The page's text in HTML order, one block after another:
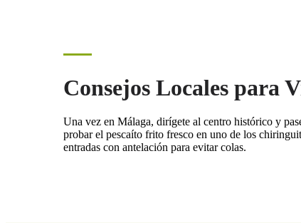
Consejos Locales para
Una vez en Málaga, dirígete al centro histórico y
probar el pescaíto frito fresco en uno de los
entradas con antelación para evitar colas.